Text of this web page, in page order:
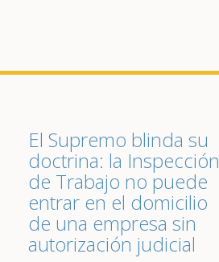
El Supremo blinda su
doctrina: la Inspección
de Trabajo no puede
entrar en el domicilio
de una empresa sin
autorización judicial